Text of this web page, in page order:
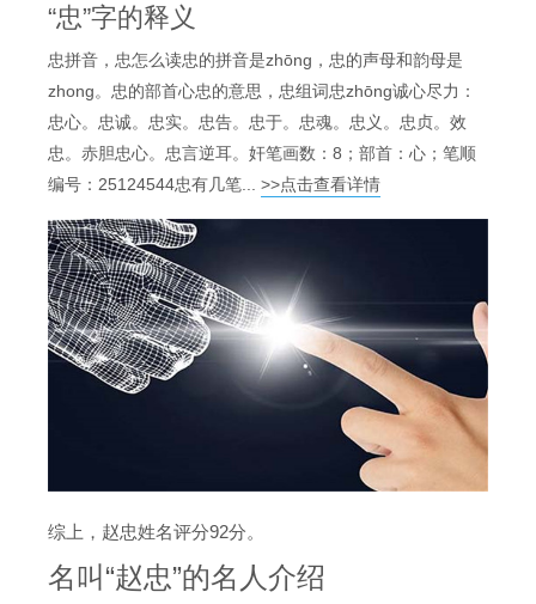
“忠”字的释义
忠拼音，忠怎么读忠的拼音是zhōng，忠的声母和韵母是
zhong。忠的部首心忠的意思，忠组词忠zhōng诚心尽力：
忠心。忠诚。忠实。忠告。忠于。忠魂。忠义。忠贞。效
忠。赤胆忠心。忠言逆耳。奸笔画数：8；部首：心；笔顺
编号：25124544忠有几笔... >>点击查看详情
综上，赵忠姓名评分92分。
名叫“赵忠”的名人介绍